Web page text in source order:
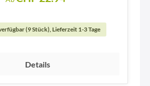
(9 Stück), Lieferzeit 1-3 Tage
Details